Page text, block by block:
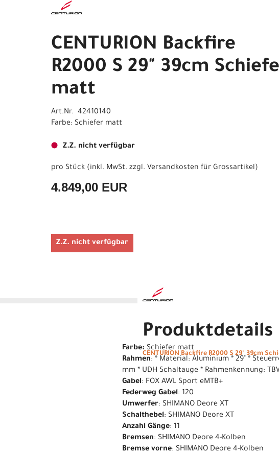
CENTURION Backfire
R2000 S 29" 39cm
matt
Art.Nr. 42410140
Farbe: Schiefer matt
Z.Z. nicht verfügbar
pro Stück (inkl. MwSt. zzgl. Versandkosten für Grossartikel)
4.849,00 EUR
Z.Z. nicht verfügbar
Produktdetails
CENTURION Backfire R2000 S 29" 39cm
Farbe: Schiefer matt
Rahmen: * Material: Aluminium * 29" *
mm * UDH Schaltauge * Rahmenkennung:
Gabel: FOX AWL Sport eMTB+
Federweg Gabel: 120
Umwerfer: SHIMANO Deore XT
Schalthebel: SHIMANO Deore XT
Anzahl Gänge: 11
Bremsen: SHIMANO Deore 4-Kolben
Bremse vorne: SHIMANO Deore 4-Kolben